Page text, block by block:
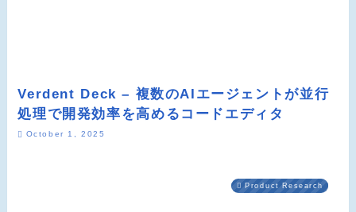
Verdent Deck – 複数のAIエージェントが並行
処理で開発効率を高めるコードエディタ
October 1, 2025
Product Research